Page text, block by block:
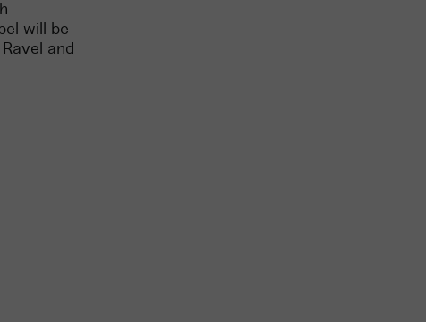
will be
and